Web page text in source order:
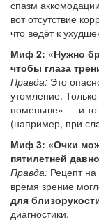
спазм
вот отсутствие
что ведёт к
Миф 2: «Нужно
чтобы глаза
Правда: Это
утомление.
поменьше» — и то
(например, при
Миф 3: «Очки
пятилетней
Правда: Рецепт
время зрение
для
диагностики.